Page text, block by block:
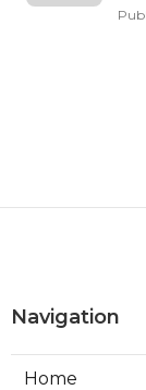
Navigation
Home